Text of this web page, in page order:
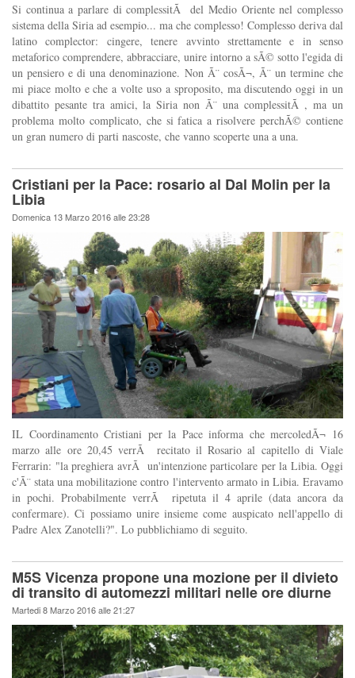
Si continua a parlare di complessitÃ del Medio Oriente nel complesso
sistema della Siria ad esempio... ma che complesso! Complesso deriva dal
latino complector: cingere, tenere avvinto strettamente e in senso
metaforico comprendere, abbracciare, unire intorno a sÃ© sotto l'egida di
un pensiero e di una denominazione. Non Ã¨ cosÃ¬, Ã¨ un termine che
mi piace molto e che a volte uso a sproposito, ma discutendo oggi in un
dibattito pesante tra amici, la Siria non Ã¨ una complessitÃ , ma un
problema molto complicato, che si fatica a risolvere perchÃ© contiene
un gran numero di parti nascoste, che vanno scoperte una a una.
Cristiani per la Pace: rosario al Dal Molin per la
Libia
Domenica 13 Marzo 2016 alle 23:28
IL Coordinamento Cristiani per la Pace informa che mercoledÃ¬ 16
marzo alle ore 20,45 verrÃ recitato il Rosario al capitello di Viale
Ferrarin: "la preghiera avrÃ un'intenzione particolare per la Libia. Oggi
c'Ã¨ stata una mobilitazione contro l'intervento armato in Libia. Eravamo
in pochi. Probabilmente verrÃ ripetuta il 4 aprile (data ancora da
confermare). Ci possiamo unire insieme come auspicato nell'appello di
Padre Alex Zanotelli?". Lo pubblichiamo di seguito.
M5S Vicenza propone una mozione per il divieto
di transito di automezzi militari nelle ore diurne
Martedi 8 Marzo 2016 alle 21:27